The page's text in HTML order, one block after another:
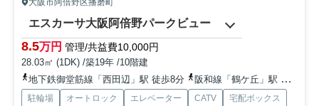
大阪市阿倍野区播磨町
エスカーサ大阪阿倍野パークビュー
8.5万円 管理/共益費10,000円
28.03㎡ (1DK) /築19年 /10階建
地下鉄御堂筋線「西田辺」駅 徒歩8分
阪和線「鶴ケ丘」駅 徒歩8分
駐輪場 オートロック エレベーター CATV
宅配ボックス